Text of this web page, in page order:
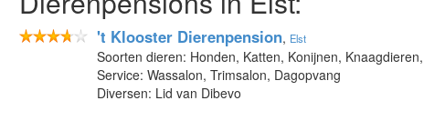
't Klooster Dierenpension, Elst
Soorten dieren: Honden, Katten, Konijnen,
Service: Wassalon, Trimsalon, Dagopvang
Diversen: Lid van Dibevo